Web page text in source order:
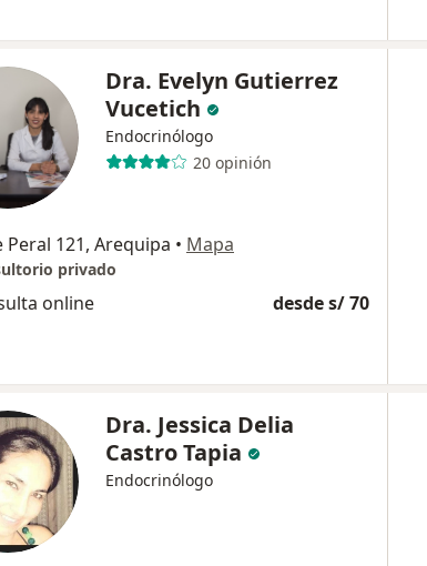
Dra. Evelyn Gutierrez
Vucetich
Endocrinólogo
20 opinión
Peral 121, Arequipa • Mapa
privado
online desde s/ 70
Dra. Jessica Delia
Castro Tapia
Endocrinólogo